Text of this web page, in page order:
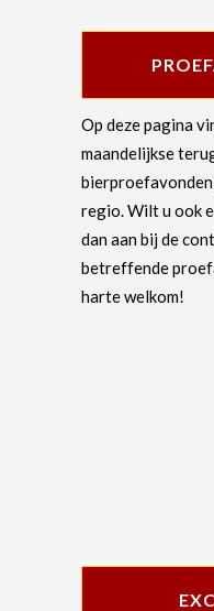
Op deze pagina
maandelijkse
regio. Wilt u ook
dan aan bij de
betreffende
harte welkom!